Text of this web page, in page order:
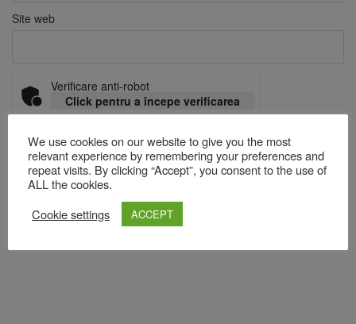
Site web
Verificare anti-robot
Click pentru a începe verificarea
Acest site folosește Akismet pentru a reduce spamul.
sunt procesate datele comentariilor tale
We use cookies on our website to give you the most
relevant experience by remembering your preferences and
repeat visits. By clicking “Accept”, you consent to the use of
ALL the cookies.
Cookie settings
ACCEPT